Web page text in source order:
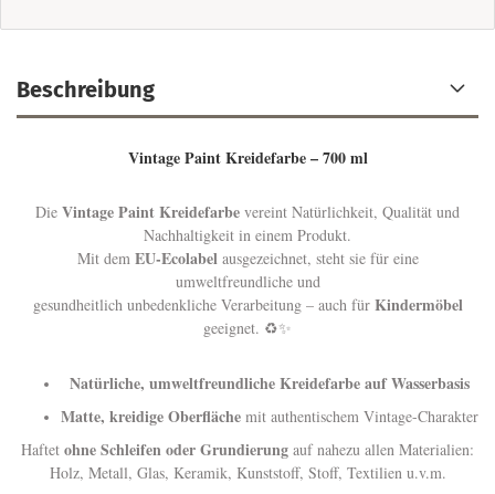
Beschreibung
Vintage Paint Kreidefarbe – 700 ml
Die Vintage Paint Kreidefarbe vereint Natürlichkeit, Qualität und
Nachhaltigkeit in einem Produkt.
Mit dem EU-Ecolabelausgezeichnet, steht sie für eine
umweltfreundliche und
gesundheitlich unbedenkliche Verarbeitung – auch für Kindermöbel
geeignet. ♻️✨
Natürliche, umweltfreundliche Kreidefarbe auf Wasserbasis
Matte, kreidige Oberfläche mit authentischem Vintage-Charakter
Haftet ohne Schleifen oder Grundierung auf nahezu allen Materialien:
Holz, Metall, Glas, Keramik, Kunststoff, Stoff, Textilien u.v.m.